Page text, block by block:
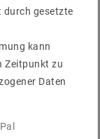
durch gesetzte
kann
Zeitpunkt zu
Daten